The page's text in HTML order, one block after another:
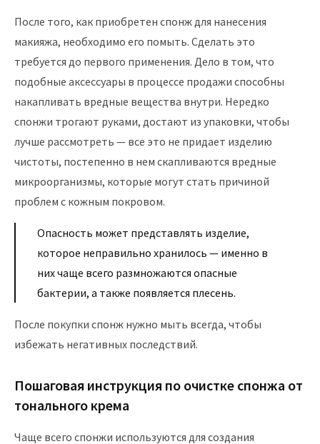
После того, как приобретен спонж для нанесения
макияжа, необходимо его помыть. Сделать это
требуется до первого применения. Дело в том, что
подобные аксессуары в процессе продажи способны
накапливать вредные вещества внутри. Нередко
спонжи трогают руками, достают из упаковки, чтобы
лучше рассмотреть — все это не придает изделию
чистоты, постепенно в нем скапливаются вредные
микроорганизмы, которые могут стать причиной
проблем с кожным покровом.
Опасность может представлять изделие,
которое неправильно хранилось — именно в
них чаще всего размножаются опасные
бактерии, а также появляется плесень.
После покупки спонж нужно мыть всегда, чтобы
избежать негативных последствий.
Пошаговая инструкция по очистке спонжа от
тонального крема
Чаще всего спонжи используются для создания